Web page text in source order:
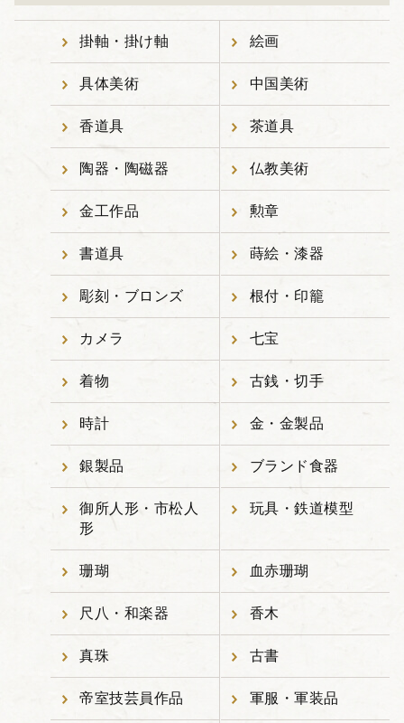
掛軸・掛け軸 絵画
具体美術 中国美術
香道具 茶道具
陶器・陶磁器 仏教美術
金工作品 勲章
書道具 蒔絵・漆器
彫刻・ブロンズ 根付・印籠
カメラ 七宝
着物 古銭・切手
時計 金・金製品
銀製品 ブランド食器
御所人形・市松人
形
玩具・鉄道模型
珊瑚 血赤珊瑚
尺八・和楽器 香木
真珠 古書
帝室技芸員作品 軍服・軍装品